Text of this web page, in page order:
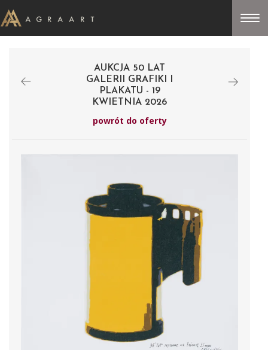
AUKCJA 50 LAT
GALERII GRAFIKI I
PLAKATU - 19
KWIETNIA 2026
powrót do oferty